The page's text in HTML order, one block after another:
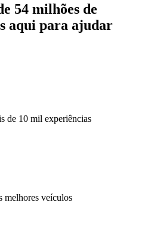
54 milhões de
aqui para ajudar
de 10 mil experiências
melhores veículos